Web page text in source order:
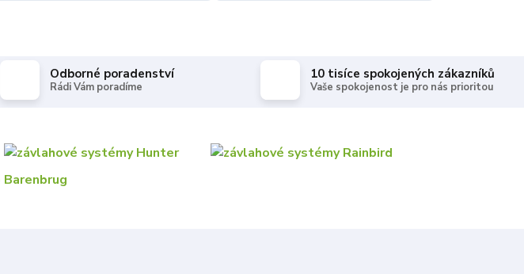
Odborné poradenství
Rádi Vám poradíme
10 tisíce spokojených zákazníků
Vaše spokojenost je pro nás prioritou